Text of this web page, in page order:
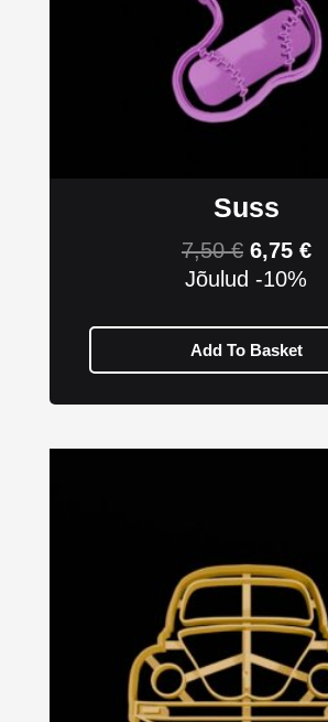
Suss
7,50€ 6,75 €
Jõulud -10%
Add To Basket